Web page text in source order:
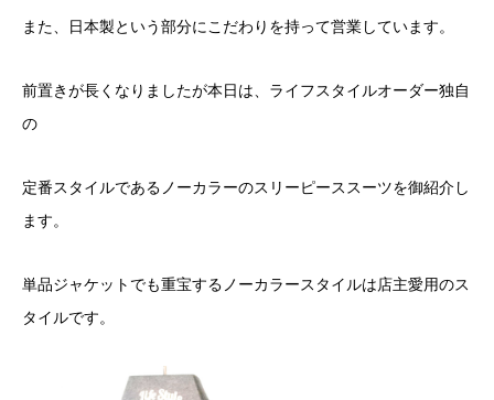
また、日本製という部分にこだわりを持って営業しています。
前置きが長くなりましたが本日は、ライフスタイルオーダー独自
の
定番スタイルであるノーカラーのスリーピーススーツを御紹介し
ます。
単品ジャケットでも重宝するノーカラースタイルは店主愛用のス
タイルです。